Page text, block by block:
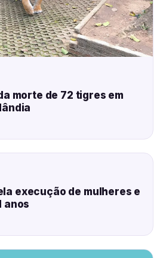
morte de 72 tigres em
execução de mulheres e
anos